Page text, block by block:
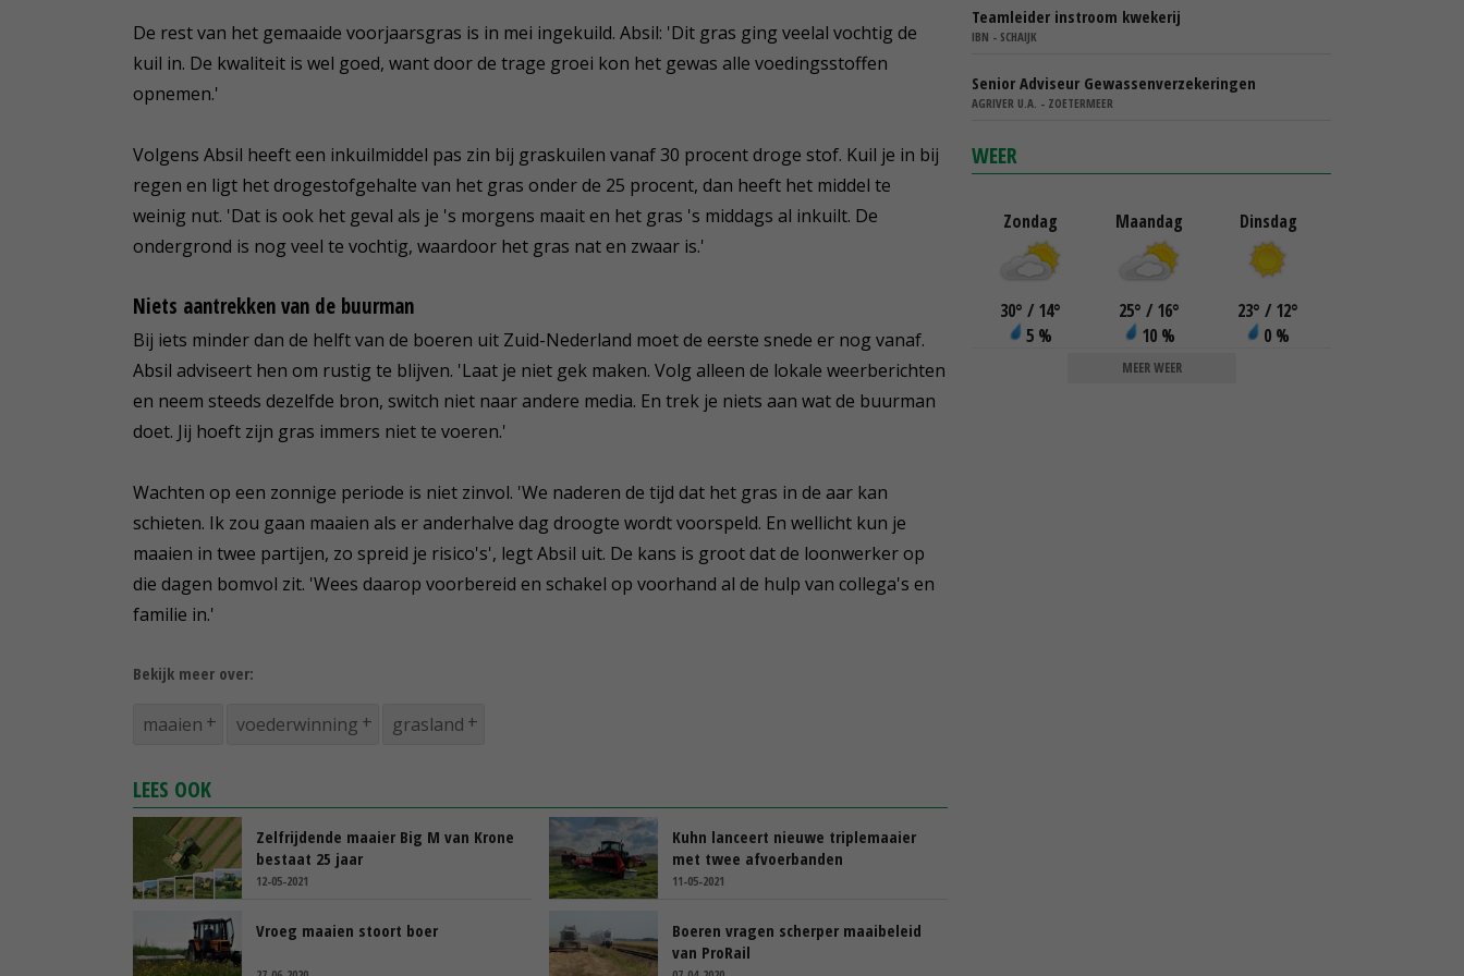
De rest van het gemaaide voorjaarsgras is in mei ingekuild. Absil: 'Dit gras ging veelal vochtig de
kuil in. De kwaliteit is wel goed, want door de trage groei kon het gewas alle voedingsstoffen
opnemen.'
Volgens Absil heeft een inkuilmiddel pas zin bij graskuilen vanaf 30 procent droge stof. Kuil je in bij
regen en ligt het drogestofgehalte van het gras onder de 25 procent, dan heeft het middel te
weinig nut. 'Dat is ook het geval als je 's morgens maait en het gras 's middags al inkuilt. De
ondergrond is nog veel te vochtig, waardoor het gras nat en zwaar is.'
Niets aantrekken van de buurman
Bij iets minder dan de helft van de boeren uit Zuid-Nederland moet de eerste snede er nog vanaf.
Absil adviseert hen om rustig te blijven. 'Laat je niet gek maken. Volg alleen de lokale weerberichten
en neem steeds dezelfde bron, switch niet naar andere media. En trek je niets aan wat de buurman
doet. Jij hoeft zijn gras immers niet te voeren.'
Wachten op een zonnige periode is niet zinvol. 'We naderen de tijd dat het gras in de aar kan
schieten. Ik zou gaan maaien als er anderhalve dag droogte wordt voorspeld. En wellicht kun je
maaien in twee partijen, zo spreid je risico's', legt Absil uit. De kans is groot dat de loonwerker op
die dagen bomvol zit. 'Wees daarop voorbereid en schakel op voorhand al de hulp van collega's en
familie in.'
Bekijk meer over:
maaien voederwinning grasland
LEES OOK
Zelfrijdende maaier Big M van Krone
bestaat 25 jaar
12-05-2021
Kuhn lanceert nieuwe triplemaaier
met twee afvoerbanden
11-05-2021
Vroeg maaien stoort boer
Boeren vragen scherper maaibeleid
van ProRail
Teamleider instroom kwekerij
IBN - SCHAIJK
Senior Adviseur Gewassenverzekeringen
AGRIVER U.A. - ZOETERMEER
WEER
Zondag
30° / 14°
5 %
Maandag
25° / 16°
10 %
Dinsdag
23° / 12°
0 %
MEER WEER